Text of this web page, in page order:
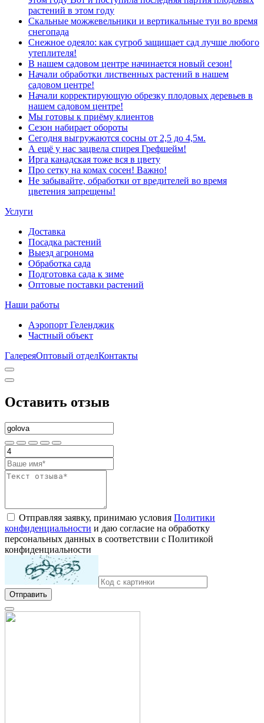
растений в этом году
Скальные можжевельники и вертикальные туи во время
снегопада
Снежное одеяло: как сугроб защищает сад лучше любого
утеплителя!
В нашем садовом центре начинается новый сезон!
Начали обработки лиственных растений в нашем
садовом центре!
Начали корректирующую обрезку плодовых деревьев в
нашем садовом центре!
Мы готовы к приёму клиентов
Сезон набирает обороты
Сегодня выгружаются сосны от 2,5 до 4,5м.
А ещё у нас зацвела спирея Грефшейм!
Ирга канадская тоже вся в цвету
Про сетку на комах сосен! Важно!
Не забывайте, обработки от вредителей во время
цветения запрещены!
Услуги
Доставка
Посадка растений
Выезд агронома
Обработка сада
Подготовка сада к зиме
Оптовые поставки растений
Наши работы
Аэропорт Геленджик
Частный объект
ГалереяОптовый отделКонтакты
Оставить отзыв
Отправляя заявку, принимаю условия Политики
конфиденциальности и даю согласие на обработку
персональных данных в соответствии с Политикой
конфиденциальности
Отправить